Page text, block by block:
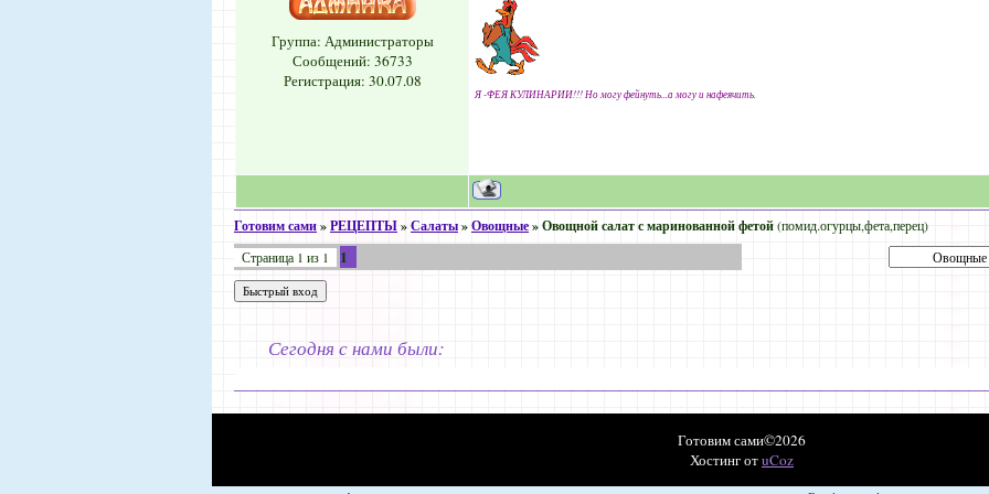
Группа: Администраторы
Сообщений: 36733
Регистрация: 30.07.08
Я -ФЕЯ КУЛИНАРИИ!!! Но могу фейнуть...а могу и нафеячить.
Готовим сами»РЕЦЕПТЫ»Салаты»Овощные»Овощной салат с маринованной фетой(помид.огурцы,фета,перец)
Страница 1 из 1 1
Сегодня с нами были:
Готовим сами©2026
Хостинг отuCoz